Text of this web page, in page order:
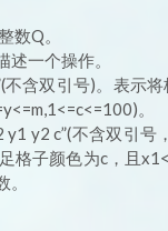
数Q。
述一个操作。
不含双引号)。表示
。
y2 c”(不含双引号
格子颜色为c，且